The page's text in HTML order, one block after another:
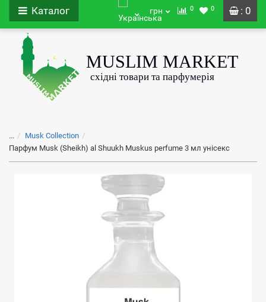
: 0
Каталог грн 0 0
...
Musk Collection
Парфум Musk (Sheikh) al Shuukh Muskus perfume 3 мл унісекс